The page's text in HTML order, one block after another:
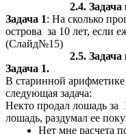
2.4.
Задача 1: На сколько
острова за 10 лет, если
(Слайд№15)
2.5.
Задача 1.
В старинной
следующая задача:
Некто продал лошадь за
лошадь, раздумал ее
Нет мне расчета